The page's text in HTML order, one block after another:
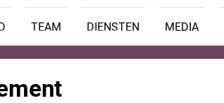
TEAM DIENSTEN MEDIA